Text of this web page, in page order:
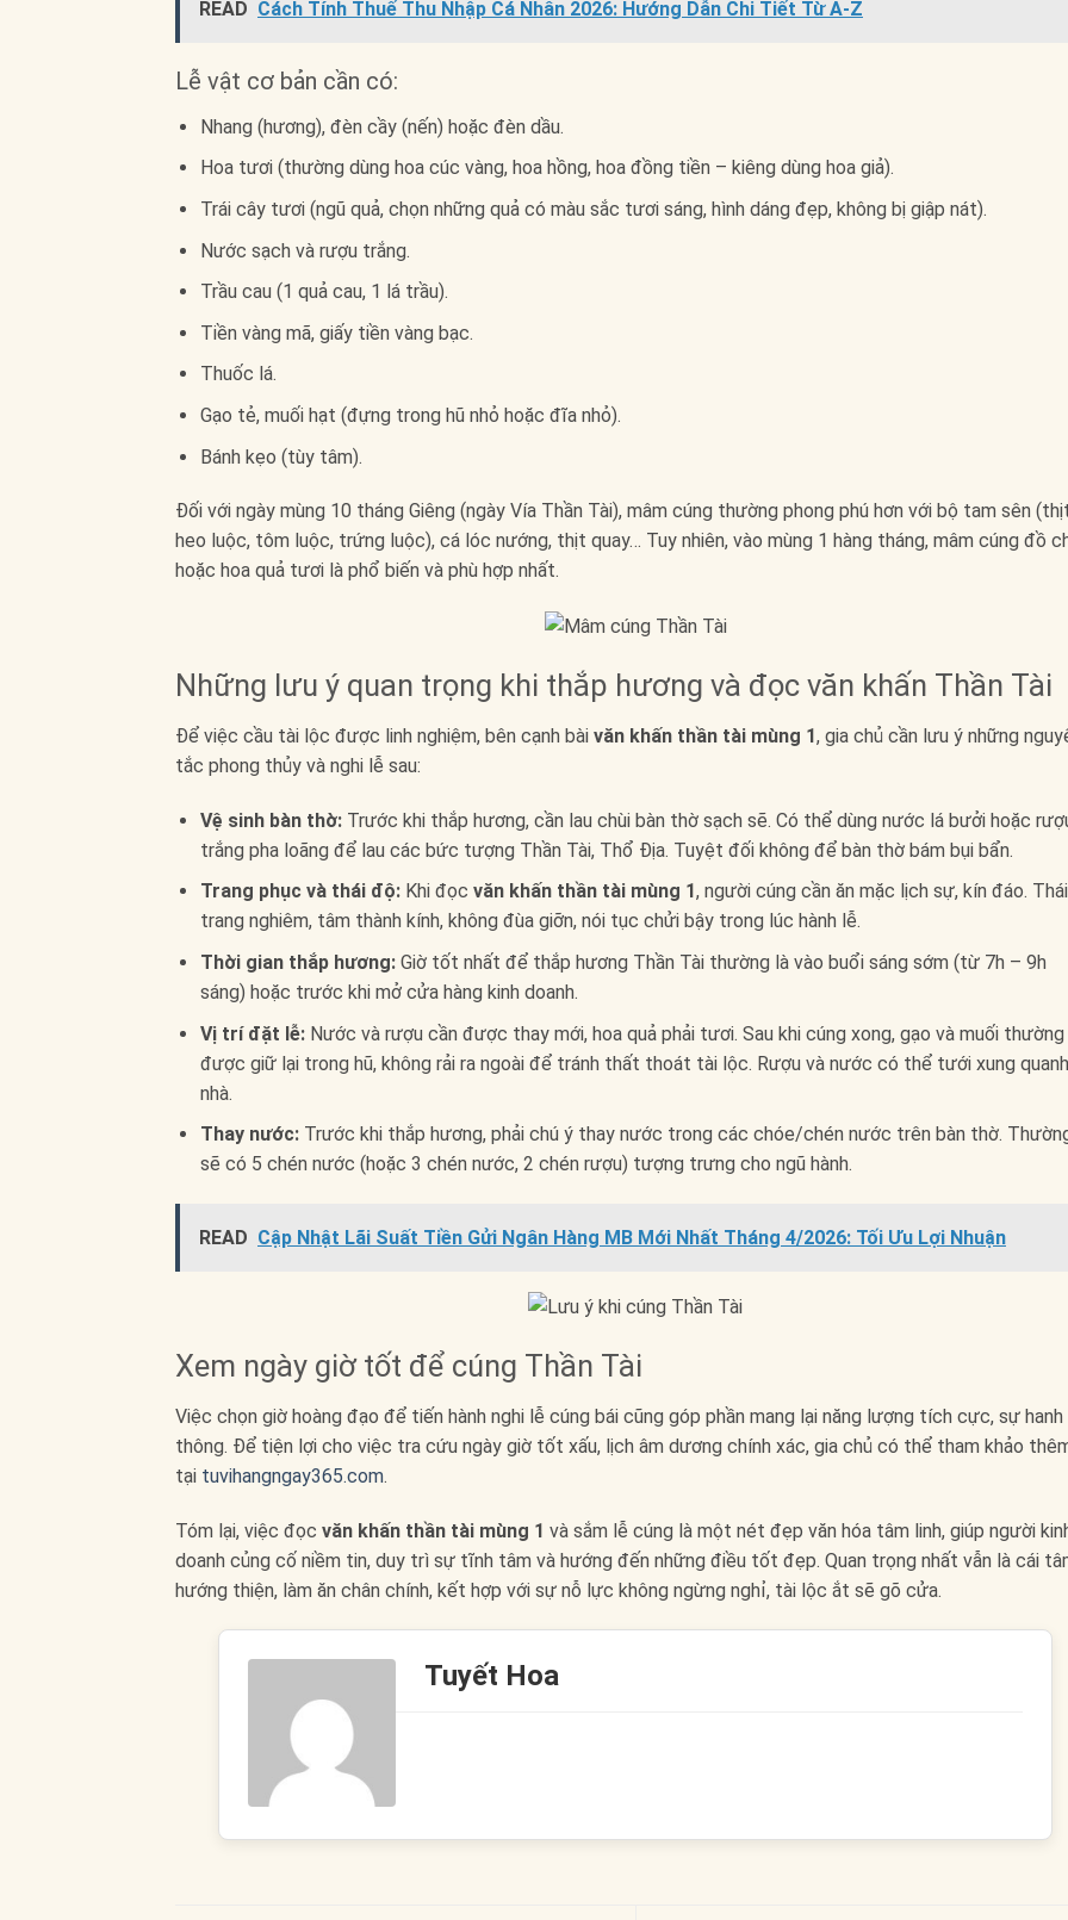
READ Cách Tính Thuế Thu Nhập Cá Nhân 2026: Hướng Dẫn Chi Tiết Từ A-Z
Lễ vật cơ bản cần có:
Nhang (hương), đèn cầy (nến) hoặc đèn dầu.
Hoa tươi (thường dùng hoa cúc vàng, hoa hồng, hoa đồng tiền – kiêng dùng hoa giả).
Trái cây tươi (ngũ quả, chọn những quả có màu sắc tươi sáng, hình dáng đẹp, không bị giập nát).
Nước sạch và rượu trắng.
Trầu cau (1 quả cau, 1 lá trầu).
Tiền vàng mã, giấy tiền vàng bạc.
Thuốc lá.
Gạo tẻ, muối hạt (đựng trong hũ nhỏ hoặc đĩa nhỏ).
Bánh kẹo (tùy tâm).
Đối với ngày mùng 10 tháng Giêng (ngày Vía Thần Tài), mâm cúng thường phong phú hơn với bộ tam sên
heo luộc, tôm luộc, trứng luộc), cá lóc nướng, thịt quay… Tuy nhiên, vào mùng 1 hàng tháng, mâm cúng đồ
hoặc hoa quả tươi là phổ biến và phù hợp nhất.
Những lưu ý quan trọng khi thắp hương và đọc văn khấn Thần Tài
Để việc cầu tài lộc được linh nghiệm, bên cạnh bài văn khấn thần tài mùng 1, gia chủ cần lưu ý những
tắc phong thủy và nghi lễ sau:
Vệ sinh bàn thờ:Trước khi thắp hương, cần lau chùi bàn thờ sạch sẽ. Có thể dùng nước lá bưởi hoặc
trắng pha loãng để lau các bức tượng Thần Tài, Thổ Địa. Tuyệt đối không để bàn thờ bám bụi bẩn.
Trang phục và thái độ:Khi đọc văn khấn thần tài mùng 1, người cúng cần ăn mặc lịch sự, kín đáo.
trang nghiêm, tâm thành kính, không đùa giỡn, nói tục chửi bậy trong lúc hành lễ.
Thời gian thắp hương:Giờ tốt nhất để thắp hương Thần Tài thường là vào buổi sáng sớm (từ 7h – 9h
sáng) hoặc trước khi mở cửa hàng kinh doanh.
Vị trí đặt lễ:Nước và rượu cần được thay mới, hoa quả phải tươi. Sau khi cúng xong, gạo và muối thường
được giữ lại trong hũ, không rải ra ngoài để tránh thất thoát tài lộc. Rượu và nước có thể tưới xung quanh
nhà.
Thay nước:Trước khi thắp hương, phải chú ý thay nước trong các chóe/chén nước trên bàn thờ.
sẽ có 5 chén nước (hoặc 3 chén nước, 2 chén rượu) tượng trưng cho ngũ hành.
READ Cập Nhật Lãi Suất Tiền Gửi Ngân Hàng MB Mới Nhất Tháng 4/2026: Tối Ưu Lợi Nhuận
Xem ngày giờ tốt để cúng Thần Tài
Việc chọn giờ hoàng đạo để tiến hành nghi lễ cúng bái cũng góp phần mang lại năng lượng tích cực, sự hanh
thông. Để tiện lợi cho việc tra cứu ngày giờ tốt xấu, lịch âm dương chính xác, gia chủ có thể tham khảo
tại tuvihangngay365.com.
Tóm lại, việc đọc văn khấn thần tài mùng 1 và sắm lễ cúng là một nét đẹp văn hóa tâm linh, giúp người
doanh củng cố niềm tin, duy trì sự tĩnh tâm và hướng đến những điều tốt đẹp. Quan trọng nhất vẫn là cái
hướng thiện, làm ăn chân chính, kết hợp với sự nỗ lực không ngừng nghỉ, tài lộc ắt sẽ gõ cửa.
Tuyết Hoa